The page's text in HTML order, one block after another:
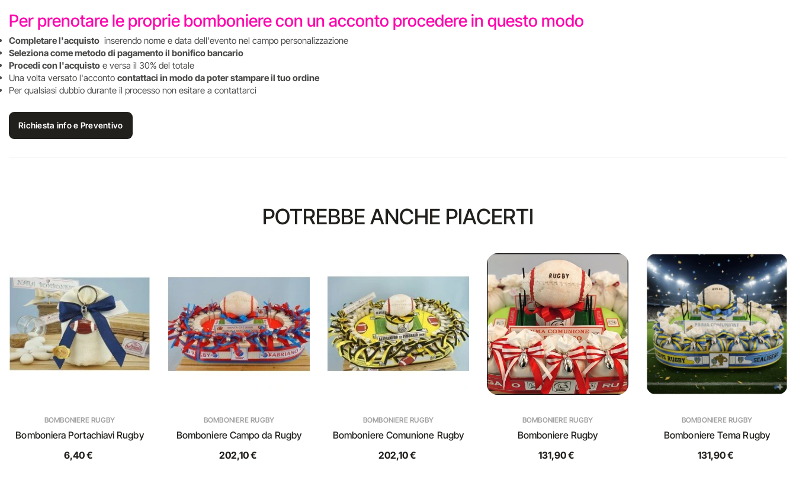
Per prenotare le proprie bomboniere con un acconto procedere in questo modo
Completare l'acquisto inserendo nome e data dell'evento nel campo personalizzazione
Seleziona come metodo di pagamento il bonifico bancario
Procedi con l'acquisto e versa il 30% del totale
Una volta versato l'acconto contattaci in modo da poter stampare il tuo ordine
Per qualsiasi dubbio durante il processo non esitare a contattarci
Richiesta info e Preventivo
POTREBBE ANCHE PIACERTI
BOMBONIERE RUGBY
Bomboniera Portachiavi Rugby
6,40 €
BOMBONIERE RUGBY
Bomboniere Campo da Rugby
202,10 €
BOMBONIERE RUGBY
Bomboniere Comunione Rugby
202,10 €
BOMBONIERE RUGBY
Bomboniere Rugby
131,90 €
BOMBONIERE RUGBY
Bomboniere Tema Rugby
131,90 €